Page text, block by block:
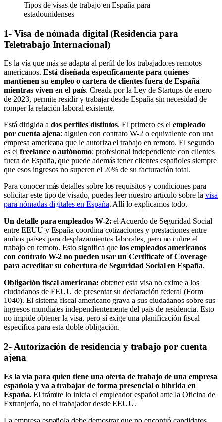
Tipos de visas de trabajo en España para
estadounidenses
1- Visa de nómada digital (Residencia para
Teletrabajo Internacional)
Es la vía que más se adapta al perfil de los trabajadores remotos
americanos. Está diseñada específicamente para quienes
mantienen su empleo o cartera de clientes fuera de España
mientras viven en el país. Creada por la Ley de Startups de enero
de 2023, permite residir y trabajar desde España sin necesidad de
romper la relación laboral existente.
Está dirigida a dos perfiles distintos. El primero es el empleado
por cuenta ajena: alguien con contrato W-2 o equivalente con una
empresa americana que le autoriza el trabajo en remoto. El segundo
es el freelance o autónomo: profesional independiente con clientes
fuera de España, que puede además tener clientes españoles siempre
que esos ingresos no superen el 20% de su facturación total.
Para conocer más detalles sobre los requisitos y condiciones para
solicitar este tipo de visado, puedes leer nuestro artículo sobre la visa
para nómadas digitales en España. Allí lo explicamos todo.
Un detalle para empleados W-2: el Acuerdo de Seguridad Social
entre EEUU y España coordina cotizaciones y prestaciones entre
ambos países para desplazamientos laborales, pero no cubre el
trabajo en remoto. Esto significa que los empleados americanos
con contrato W-2 no pueden usar un Certificate of Coverage
para acreditar su cobertura de Seguridad Social en España.
Obligación fiscal americana: obtener esta visa no exime a los
ciudadanos de EEUU de presentar su declaración federal (Form
1040). El sistema fiscal americano grava a sus ciudadanos sobre sus
ingresos mundiales independientemente del país de residencia. Esto
no impide obtener la visa, pero sí exige una planificación fiscal
específica para esta doble obligación.
2- Autorización de residencia y trabajo por cuenta
ajena
Es la vía para quien tiene una oferta de trabajo de una empresa
española y va a trabajar de forma presencial o híbrida en
España. El trámite lo inicia el empleador español ante la Oficina de
Extranjería, no el trabajador desde EEUU.
La empresa española debe demostrar que no encontró candidatos